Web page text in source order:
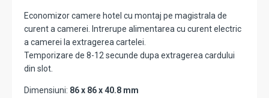
Economizor camere hotel cu montaj pe magistrala de
curent a camerei. Intrerupe alimentarea cu curent electric
a camerei la extragerea cartelei.
Temporizare de 8-12 secunde dupa extragerea cardului
din slot.
Dimensiuni: 86 x 86 x 40.8 mm